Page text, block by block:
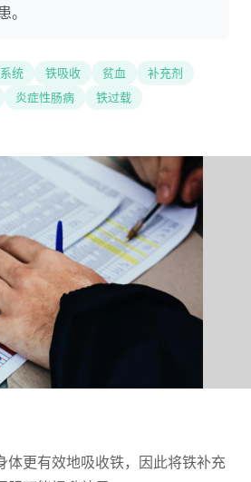
。
统 铁吸收 贫血
补充剂
炎症性肠病
铁过载
体更有效地吸收铁，因此将铁补充